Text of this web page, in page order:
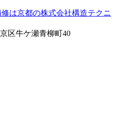
は京都の株式会社構造テクニ
区牛ケ瀬青柳町40